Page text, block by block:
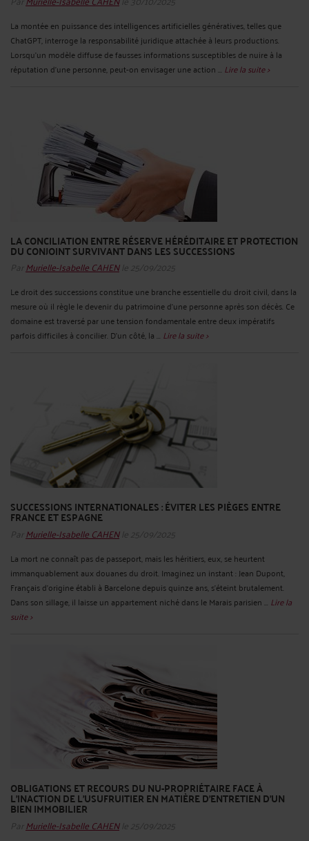
La montée en puissance des intelligences artificielles génératives, telles que
ChatGPT, interroge la responsabilité juridique attachée à leurs productions.
Lorsqu’un modèle diffuse de fausses informations susceptibles de nuire à la
réputation d’une personne, peut-on envisager une action ... Lire la suite >
LA CONCILIATION ENTRE RÉSERVE HÉRÉDITAIRE ET PROTECTION
DU CONJOINT SURVIVANT DANS LES SUCCESSIONS
Par Murielle-Isabelle CAHENle 25/09/2025
Le droit des successions constitue une branche essentielle du droit civil, dans la
mesure où il règle le devenir du patrimoine d’une personne après son décès. Ce
domaine est traversé par une tension fondamentale entre deux impératifs
parfois difficiles à concilier. D’un côté, la ... Lire la suite >
SUCCESSIONS INTERNATIONALES : ÉVITER LES PIÈGES ENTRE
FRANCE ET ESPAGNE
Par Murielle-Isabelle CAHENle 25/09/2025
La mort ne connaît pas de passeport, mais les héritiers, eux, se heurtent
immanquablement aux douanes du droit. Imaginez un instant : Jean Dupont,
Français d’origine établi à Barcelone depuis quinze ans, s’éteint brutalement.
Dans son sillage, il laisse un appartement niché dans le Marais parisien ... Lire la
suite >
OBLIGATIONS ET RECOURS DU NU-PROPRIÉTAIRE FACE À
L’INACTION DE L’USUFRUITIER EN MATIÈRE D’ENTRETIEN D’UN
BIEN IMMOBILIER
Par Murielle-Isabelle CAHENle 25/09/2025